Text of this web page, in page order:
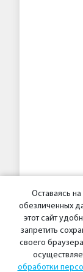
Оставаясь
обезличенных
этот сайт
запретить
своего
обработки